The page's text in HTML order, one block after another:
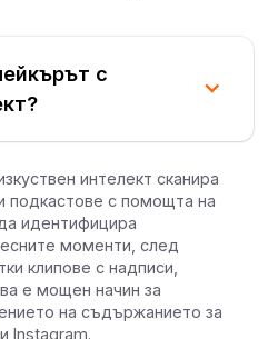
с
интелект сканира
подкастове с помощта на
идентифицира
моменти, след
клипове с надписи,
е мощен начин за
на съдържанието за
Instagram.